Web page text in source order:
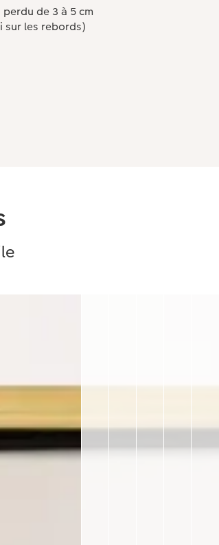
perdu de 3 à 5 cm
sur les rebords)